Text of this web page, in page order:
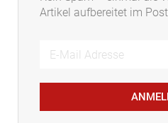
Artikel aufbereitet im